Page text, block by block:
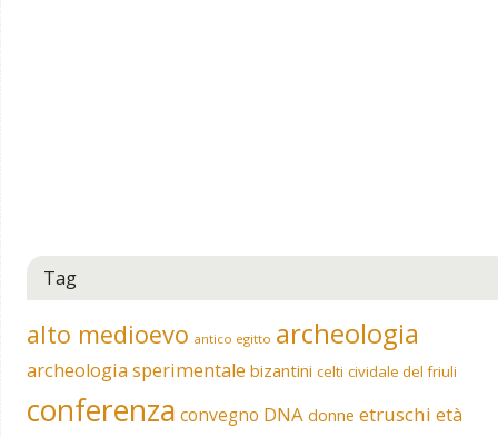
Tag
alto medioevo antico egitto archeologia
archeologia sperimentale bizantini celti cividale del friuli
conferenza convegno DNA donne etruschi età